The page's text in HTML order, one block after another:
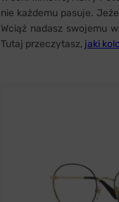
nie każdemu pasuje.
Wciąż nadasz swojemu
Tutaj przeczytasz, jaki